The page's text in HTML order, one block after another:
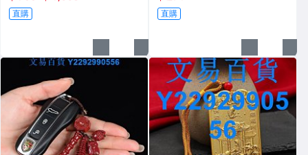
直購 直購